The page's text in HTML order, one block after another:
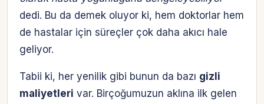
dedi. Bu da demek oluyor ki, hem doktorlar hem
de hastalar için süreçler çok daha akıcı hale
geliyor.
Tabii ki, her yenilik gibi bunun da bazı gizli
maliyetleri var. Birçoğumuzun aklına ilk gelen